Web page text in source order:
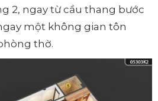
2, ngay từ cầu thang bước
một không gian tôn
thờ.